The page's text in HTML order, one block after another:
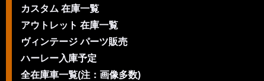
カスタム 在庫一覧
アウトレット 在庫一覧
ヴィンテージ パーツ販売
ハーレー入庫予定
全在庫車一覧(注：画像多数)